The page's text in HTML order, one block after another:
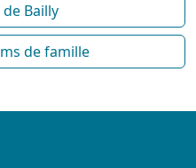
Bailly
de famille